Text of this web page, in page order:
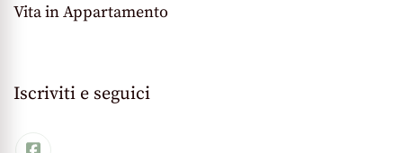
Vita in Appartamento
Iscriviti e seguici